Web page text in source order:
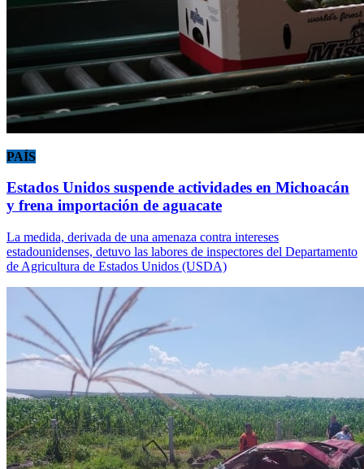
PAÍS
Estados Unidos suspende actividades en Michoacán
y frena importación de aguacate
La medida, derivada de una amenaza contra intereses
estadounidenses, detuvo las labores de inspectores del Departamento
de Agricultura de Estados Unidos (USDA)